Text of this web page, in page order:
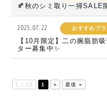
🍂秋のシミ取り一掃SALE
2025.07.22 おすすめプラ
【10月限定】二の腕脂肪
ター募集中✨
1 / 13 1 » 最後 »